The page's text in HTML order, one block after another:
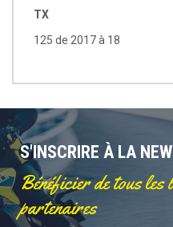
TX
125 de 2017 à 18
S'INSCRIRE À LA
Bénéficier de tous les
partenaires